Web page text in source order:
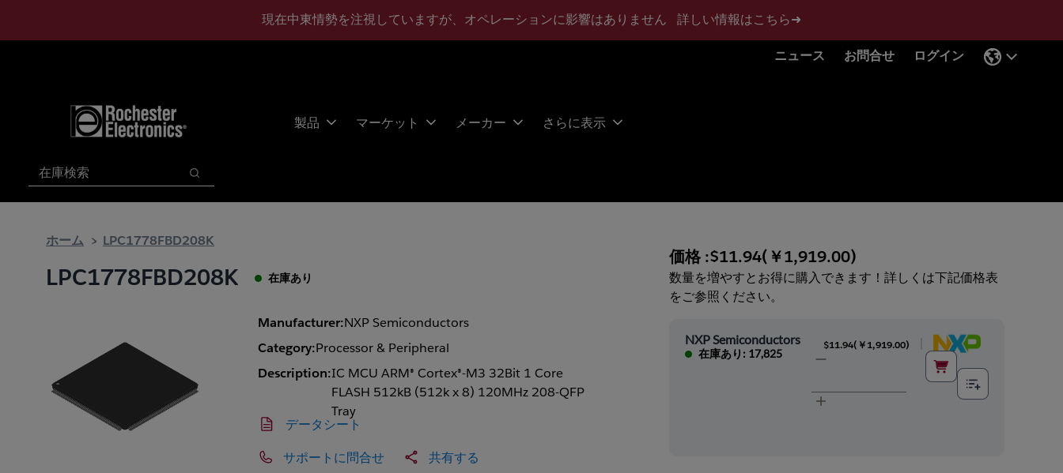
現在中東情勢を注視していますが、オペレーションに影響はありません 詳しい情報はこちら➜
ニュース お問合せ ログイン
製品 マーケット メーカー さらに表示
検索
検索
ホーム LPC1778FBD208K
LPC1778FBD208K 在庫あり
Manufacturer:NXP Semiconductors
Category:Processor & Peripheral
Description:IC MCU ARM® Cortex®-M3 32Bit 1 Core
FLASH 512kB (512k x 8) 120MHz 208-QFP
Tray
データシート
サポートに問合せ 共有する
価格 :$11.94(￥1,919.00)
数量を増やすとお得に購入できます！詳しくは下記価格表
をご参照ください。
NXP Semiconductors
在庫あり: 17,825
$11.94( ￥1,919.00)